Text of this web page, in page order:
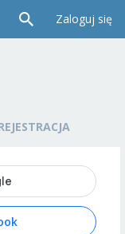
Zaloguj się